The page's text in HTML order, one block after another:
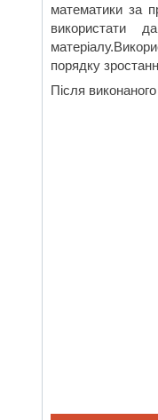
математики за
використати
порядку
Після